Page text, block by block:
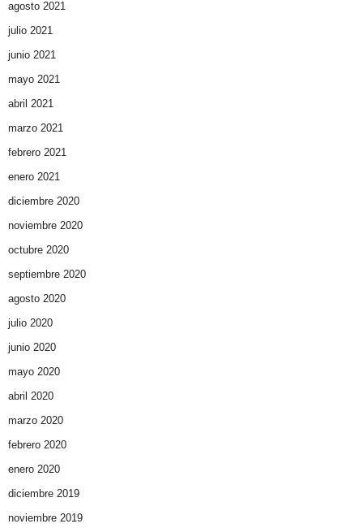
agosto 2021
julio 2021
junio 2021
mayo 2021
abril 2021
marzo 2021
febrero 2021
enero 2021
diciembre 2020
noviembre 2020
octubre 2020
septiembre 2020
agosto 2020
julio 2020
junio 2020
mayo 2020
abril 2020
marzo 2020
febrero 2020
enero 2020
diciembre 2019
noviembre 2019